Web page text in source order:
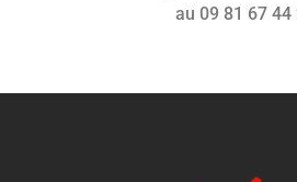
au 09 81 67 44